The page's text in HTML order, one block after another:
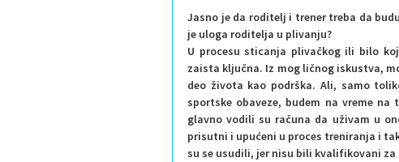
Jasno je da roditelj i trener treba da
je uloga roditelja u plivanju?
U procesu sticanja plivačkog ili bilo
zaista ključna. Iz mog ličnog iskustva,
deo života kao podrška. Ali, samo
sportske obaveze, budem na vreme
glavno vodili su računa da uživam u
prisutni i upućeni u proces treniranja i
su se usudili, jer nisu bili kvalifikovani za